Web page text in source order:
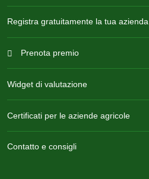
Registra gratuitamente la tua azienda
Prenota premio
Widget di valutazione
Certificati per le aziende agricole
Contatto e consigli